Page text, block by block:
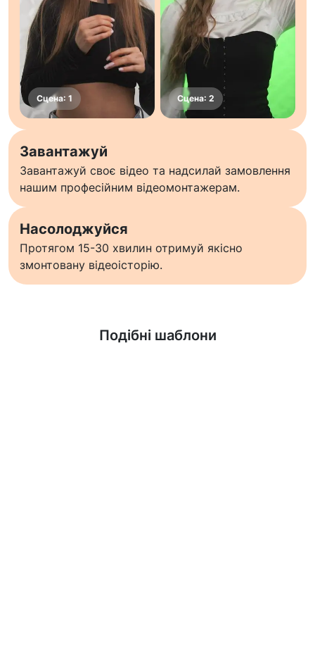
Завантажуй
Завантажуй своє відео та надсилай замовлення
нашим професійним відеомонтажерам.
Насолоджуйся
Протягом 15-30 хвилин отримуй якісно
змонтовану відеоісторію.
Подібні шаблони
Дізнатися більше